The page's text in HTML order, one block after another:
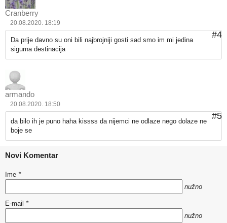
Cranberry
20.08.2020. 18:19
#4
Da prije davno su oni bili najbrojniji gosti sad smo im mi jedina
sigurna destinacija
armando
20.08.2020. 18:50
#5
da bilo ih je puno haha kissss da nijemci ne odlaze nego dolaze ne
boje se
Novi Komentar
Ime *
nužno
E-mail *
nužno